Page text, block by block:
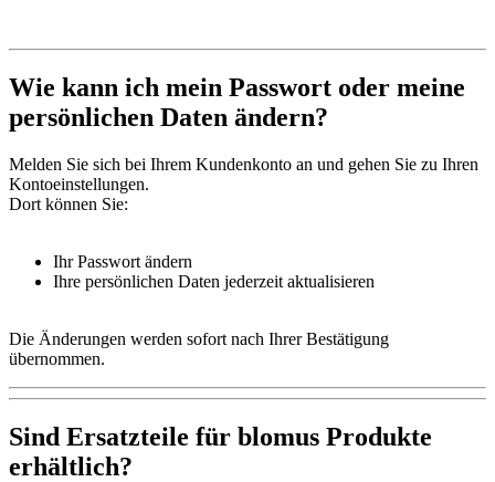
Wie kann ich mein Passwort oder meine
persönlichen Daten ändern?
Melden Sie sich bei Ihrem Kundenkonto an und gehen Sie zu Ihren
Kontoeinstellungen.
Dort können Sie:
Ihr Passwort ändern
Ihre persönlichen Daten jederzeit aktualisieren
Die Änderungen werden sofort nach Ihrer Bestätigung
übernommen.
Sind Ersatzteile für blomus Produkte
erhältlich?